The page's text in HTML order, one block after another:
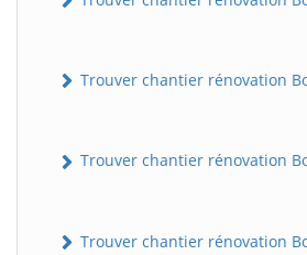
Trouver chantier rénovation
Trouver chantier rénovation
Trouver chantier rénovation